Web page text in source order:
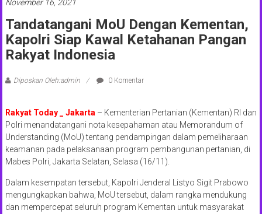
November 16, 2021
Tandatangani MoU Dengan Kementan,
Kapolri Siap Kawal Ketahanan Pangan
Rakyat Indonesia
Diposkan Oleh:admin 0 Komentar
Rakyat Today _ Jakarta – Kementerian Pertanian (Kementan) RI dan
Polri menandatangani nota kesepahaman atau Memorandum of
Understanding (MoU) tentang pendampingan dalam pemeliharaan
keamanan pada pelaksanaan program pembangunan pertanian, di
Mabes Polri, Jakarta Selatan, Selasa (16/11).
Dalam kesempatan tersebut, Kapolri Jenderal Listyo Sigit Prabowo
mengungkapkan bahwa, MoU tersebut, dalam rangka mendukung
dan mempercepat seluruh program Kementan untuk masyarakat